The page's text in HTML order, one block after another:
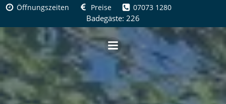
Zum
Inhalt
springen
Öffnungszeiten Preise 07073 1280
Badegäste: 226